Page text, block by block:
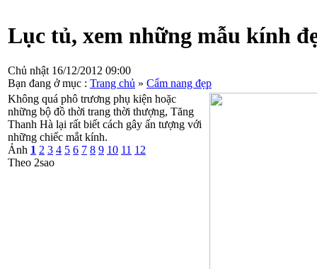
Lục tủ, xem những mẫu kính
Chủ nhật 16/12/2012 09:00
Bạn đang ở mục : Trang chủ » Cẩm nang đẹp
Không quá phô trương phụ kiện hoặc
những bộ đồ thời trang thời thượng, Tăng
Thanh Hà lại rất biết cách gây ấn tượng với
những chiếc mắt kính.
Ảnh 1 2 3 4 5 6 7 8 9 10 11 12
Theo 2sao